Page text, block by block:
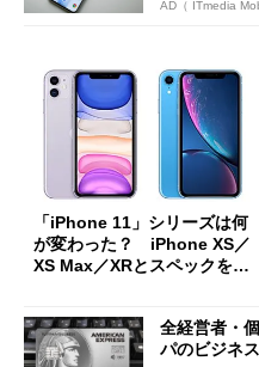
AD（ ITmedia
「iPhone 11」シリーズは何
が変わった？ iPhone XS／
XS Max／XRとスペックを比
全経営者・
パのビジネ